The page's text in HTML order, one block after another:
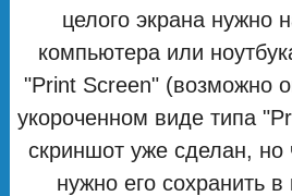
целого экрана нужно
компьютера или
"Print Screen" (возможно
укороченном виде типа
скриншот уже сделан, но
нужно его сохранить